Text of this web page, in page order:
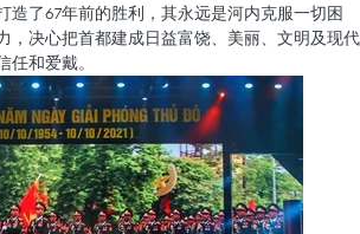
造了67年前的胜利，其永远是河内克服一切困
，决心把首都建成日益富饶、美丽、文明及现代
和爱戴。